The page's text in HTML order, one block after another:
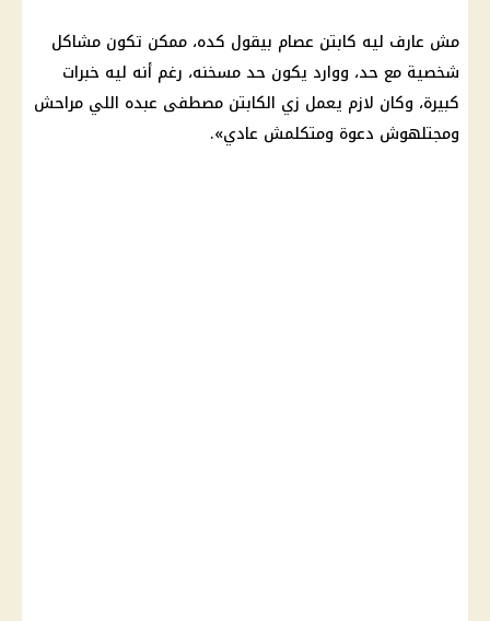
مش عارف ليه كابتن عصام بيقول كده، ممكن تكون مشاكل
شخصية مع حد، ووارد يكون حد مسخنه، رغم أنه ليه خبرات
كبيرة، وكان لازم يعمل زي الكابتن مصطفى عبده اللي مراحش
ومجتلهوش دعوة ومتكلمش عادي».